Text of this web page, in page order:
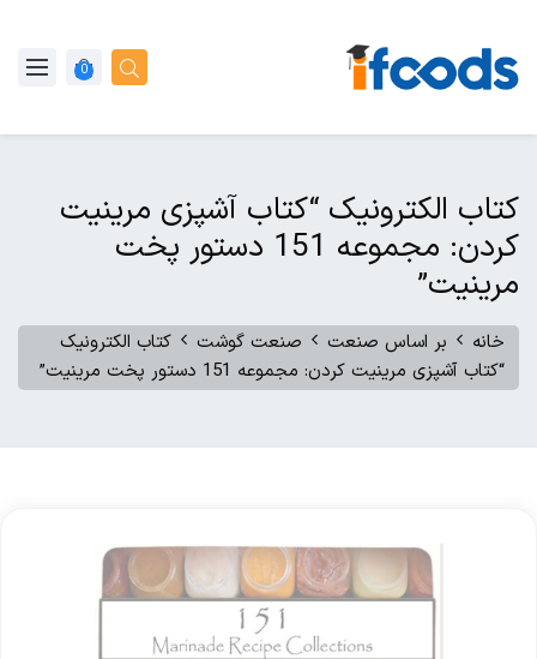
0
کتاب الکترونیک “کتاب آشپزی مرینیت
کردن: مجموعه 151 دستور پخت
مرینیت”
خانه بر اساس صنعت صنعت گوشت
کتاب الکترونیک
“کتاب آشپزی مرینیت کردن: مجموعه 151 دستور پخت مرینیت”